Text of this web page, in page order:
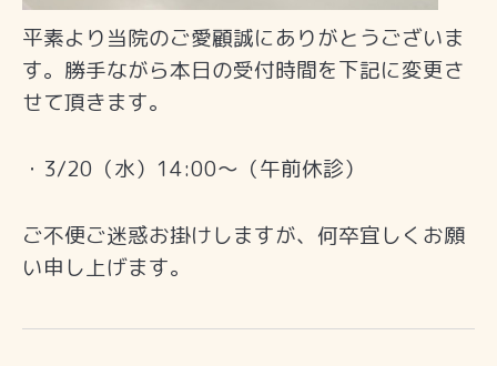
平素より当院のご愛顧誠にありがとうございま
す。勝手ながら本日の受付時間を下記に変更さ
せて頂きます。
・3/20（水）14:00〜（午前休診）
ご不便ご迷惑お掛けしますが、何卒宜しくお願
い申し上げます。